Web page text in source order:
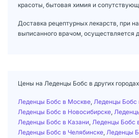
красоты, бытовая химия и
Доставка рецептурных лекарств, при
выписанного врачом, осуществляется
Цены на Леденцы Бобс в других городах
Леденцы Бобс в Москве Леденцы Бобс
Леденцы Бобс в Новосибирске
Леденцы Бобс в Казани Леденцы Бобс
Леденцы Бобс в Челябинске Леденцы